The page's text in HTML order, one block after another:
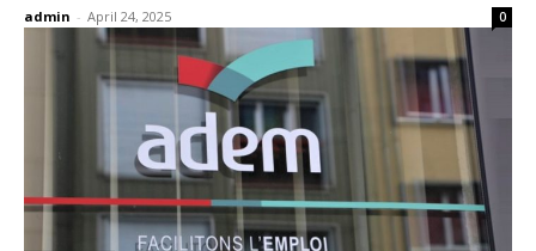
admin - April 24, 2025 0